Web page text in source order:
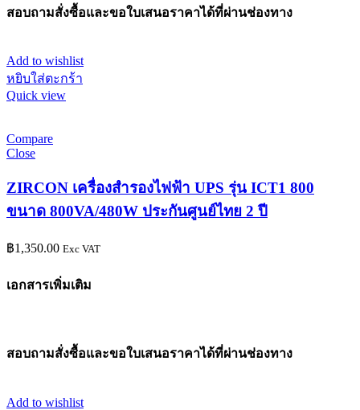
สอบถามสั่งซื้อและขอใบเสนอราคาได้ที่ผ่านช่องทาง
Add to wishlist
หยิบใส่ตะกร้า
Quick view
Compare
Close
ZIRCON เครื่องสำรองไฟฟ้า UPS รุ่น ICT1 800
ขนาด 800VA/480W ประกันศูนย์ไทย 2 ปี
฿1,350.00 Exc VAT
เอกสารเพิ่มเติม
สอบถามสั่งซื้อและขอใบเสนอราคาได้ที่ผ่านช่องทาง
Add to wishlist